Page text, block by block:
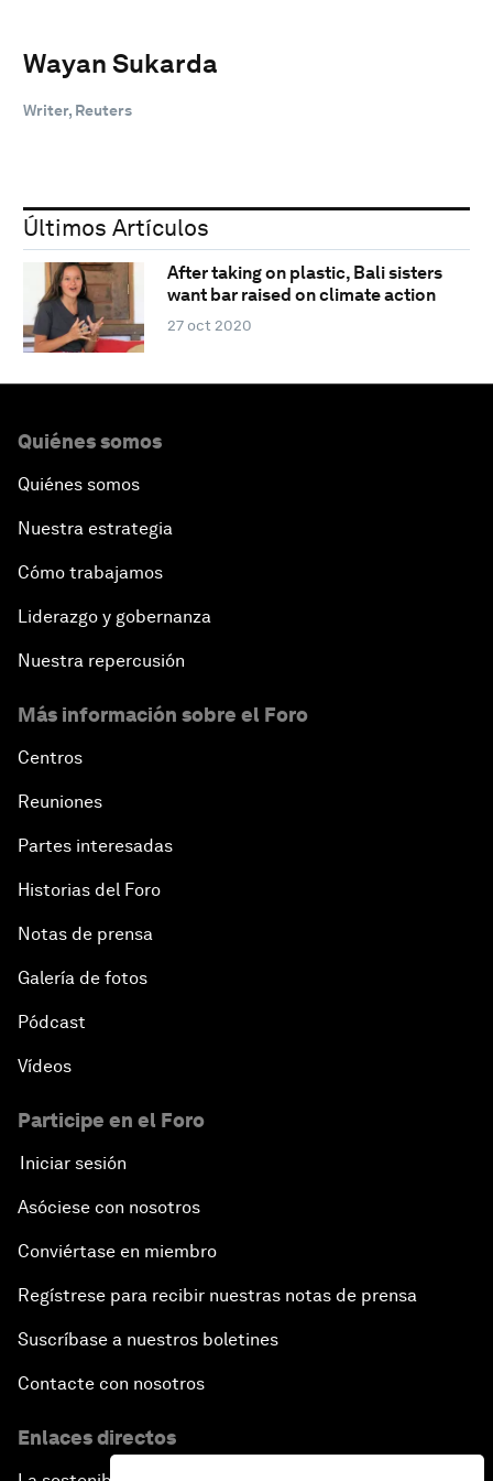
Wayan Sukarda
Writer, Reuters
Últimos Artículos
After taking on plastic, Bali sisters
want bar raised on climate action
27 oct 2020
Quiénes somos
Quiénes somos
Nuestra estrategia
Cómo trabajamos
Liderazgo y gobernanza
Nuestra repercusión
Más información sobre el Foro
Centros
Reuniones
Partes interesadas
Historias del Foro
Notas de prensa
Galería de fotos
Pódcast
Vídeos
Participe en el Foro
Iniciar sesión
Asóciese con nosotros
Conviértase en miembro
Regístrese para recibir nuestras notas de prensa
Suscríbase a nuestros boletines
Contacte con nosotros
Enlaces directos